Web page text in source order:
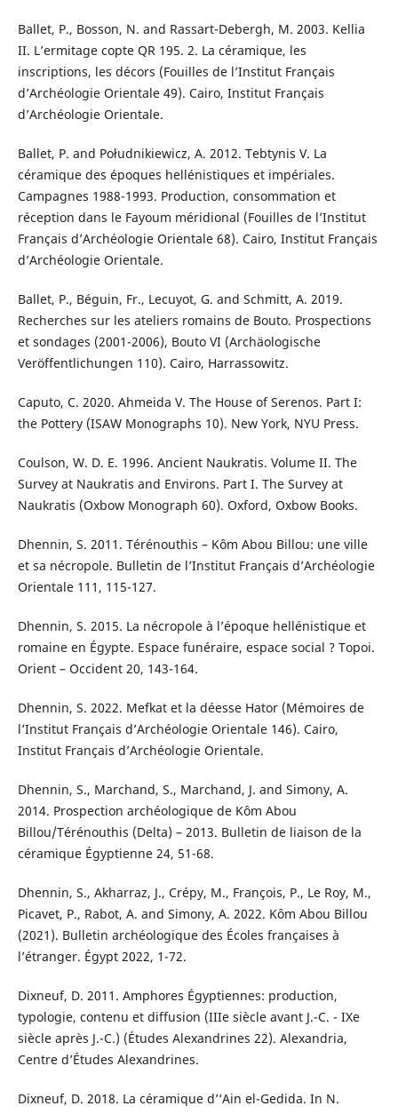
Ballet, P., Bosson, N. and Rassart-Debergh, M. 2003. Kellia
II. L’ermitage copte QR 195. 2. La céramique, les
inscriptions, les décors (Fouilles de l’Institut Français
d’Archéologie Orientale 49). Cairo, Institut Français
d’Archéologie Orientale.
Ballet, P. and Południkiewicz, A. 2012. Tebtynis V. La
céramique des époques hellénistiques et impériales.
Campagnes 1988-1993. Production, consommation et
réception dans le Fayoum méridional (Fouilles de l’Institut
Français d’Archéologie Orientale 68). Cairo, Institut Français
d’Archéologie Orientale.
Ballet, P., Béguin, Fr., Lecuyot, G. and Schmitt, A. 2019.
Recherches sur les ateliers romains de Bouto. Prospections
et sondages (2001-2006), Bouto VI (Archäologische
Veröffentlichungen 110). Cairo, Harrassowitz.
Caputo, C. 2020. Ahmeida V. The House of Serenos. Part I:
the Pottery (ISAW Monographs 10). New York, NYU Press.
Coulson, W. D. E. 1996. Ancient Naukratis. Volume II. The
Survey at Naukratis and Environs. Part I. The Survey at
Naukratis (Oxbow Monograph 60). Oxford, Oxbow Books.
Dhennin, S. 2011. Térénouthis – Kôm Abou Billou: une ville
et sa nécropole. Bulletin de l’Institut Français d’Archéologie
Orientale 111, 115-127.
Dhennin, S. 2015. La nécropole à l’époque hellénistique et
romaine en Égypte. Espace funéraire, espace social ? Topoi.
Orient – Occident 20, 143-164.
Dhennin, S. 2022. Mefkat et la déesse Hator (Mémoires de
l’Institut Français d’Archéologie Orientale 146). Cairo,
Institut Français d’Archéologie Orientale.
Dhennin, S., Marchand, S., Marchand, J. and Simony, A.
2014. Prospection archéologique de Kôm Abou
Billou/Térénouthis (Delta) – 2013. Bulletin de liaison de la
céramique Égyptienne 24, 51-68.
Dhennin, S., Akharraz, J., Crépy, M., François, P., Le Roy, M.,
Picavet, P., Rabot, A. and Simony, A. 2022. Kôm Abou Billou
(2021). Bulletin archéologique des Écoles françaises à
l’étranger. Égypt 2022, 1-72.
Dixneuf, D. 2011. Amphores Égyptiennes: production,
typologie, contenu et diffusion (IIIe siècle avant J.-C. - IXe
siècle après J.-C.) (Études Alexandrines 22). Alexandria,
Centre d’Études Alexandrines.
Dixneuf, D. 2018. La céramique d’‘Ain el-Gedida. In N.